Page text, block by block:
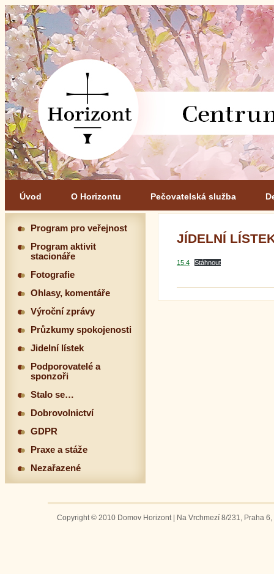
Úvod O Horizontu Pečovatelská služba
JÍDELNÍ
15.4 Stáhnout
Program pro veřejnost
Program aktivit
stacionáře
Fotografie
Ohlasy, komentáře
Výroční zprávy
Průzkumy spokojenosti
Jidelní lístek
Podporovatelé a
sponzoři
Stalo se…
Dobrovolnictví
GDPR
Praxe a stáže
Nezařazené
Copyright © 2010 Domov Horizont | Na Vrchmezí 8/231, Praha